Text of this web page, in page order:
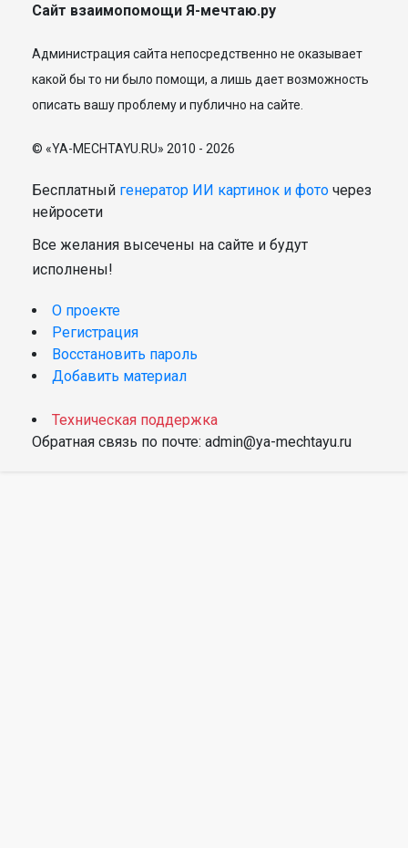
Сайт взаимопомощи Я-мечтаю.ру
Администрация сайта непосредственно не оказывает
какой бы то ни было помощи, а лишь дает возможность
описать вашу проблему и публично на сайте.
© «YA-MECHTAYU.RU» 2010 - 2026
Бесплатный генератор ИИ картинок и фото через
нейросети
Все желания высечены на сайте и будут
исполнены!
О проекте
Регистрация
Восстановить пароль
Добавить материал
Техническая поддержка
Обратная связь по почте: admin@ya-mechtayu.ru